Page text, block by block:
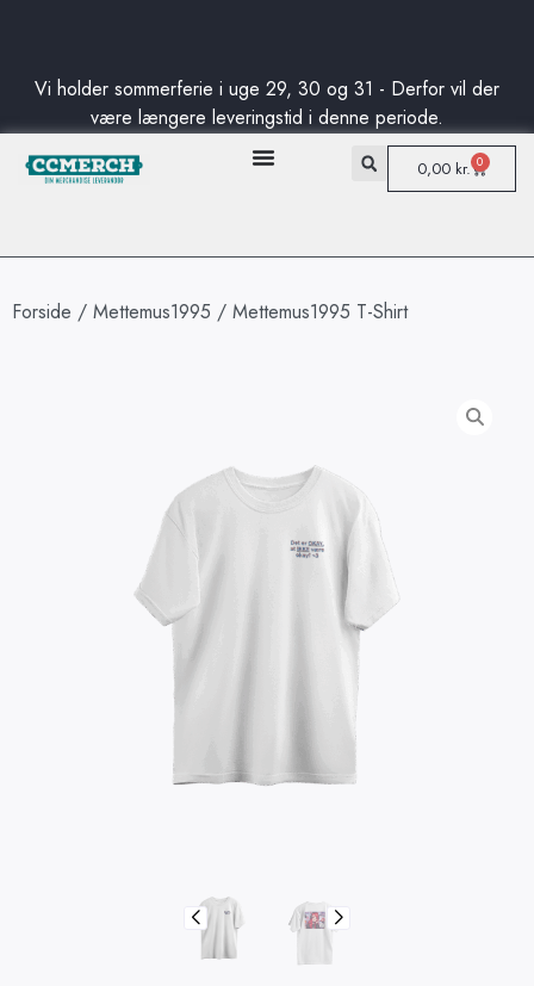
Standard levering fra kun 50DKK
Fri fragt til pakkeshop på danske ordre ved køb på over 750DKK
Standard levering fra kun 50DKK
Fri fragt til pakkeshop på danske ordre ved køb på over 750DKK
Standard levering fra kun 50DKK
Fri fragt til pakkeshop på danske ordre ved køb på over 750DKK
Vi holder sommerferie i uge 29, 30 og 31 - Derfor vil der
være længere leveringstid i denne periode.
0,00 kr. 0
Forside / Mettemus1995 / Mettemus1995 T-Shirt